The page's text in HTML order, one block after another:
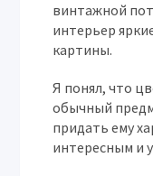
винтажной
интерьер
картины.
Я понял, что
обычный
придать ему
интересным и